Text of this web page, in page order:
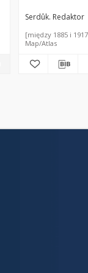
Serdûk. Redaktor
[między 1885 i
Map/Atlas